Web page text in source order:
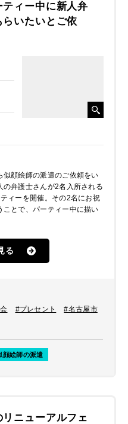
ィー中に新人弁
いたいとご依
顔絵師の派遣のご依頼をい
弁護士さんが2名入所される
ィーを開催。その2名にお祝
ことで、パーティー中に描い
る
#プレセント
#名古屋市
顔絵師の派遣
ニューアルフェ